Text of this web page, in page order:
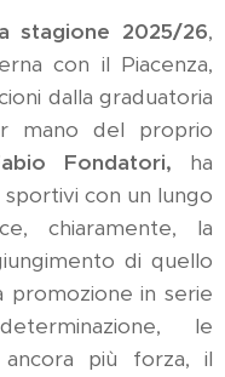
stagione 2025/26,
con il Piacenza,
dalla graduatoria
mano del proprio
Fondatori, ha
con un lungo
chiaramente, la
di quello
in serie
le
più forza, il